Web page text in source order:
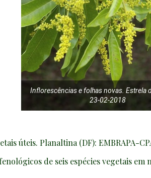
Inflorescências e folhas novas. Estrela
23-02-2018
úteis. Planaltina (DF): EMBRAPA-
de seis espécies vegetais